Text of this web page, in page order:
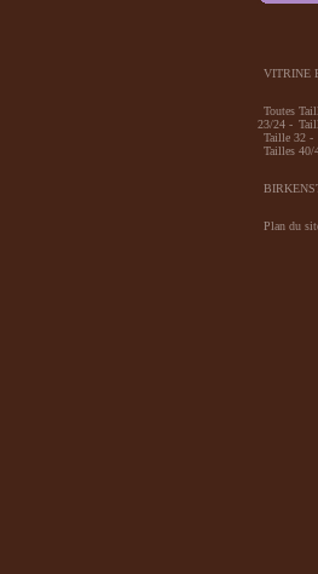
VITRINE
Toutes
23/24 -
Taille 32 -
Tailles 40/
Plan du